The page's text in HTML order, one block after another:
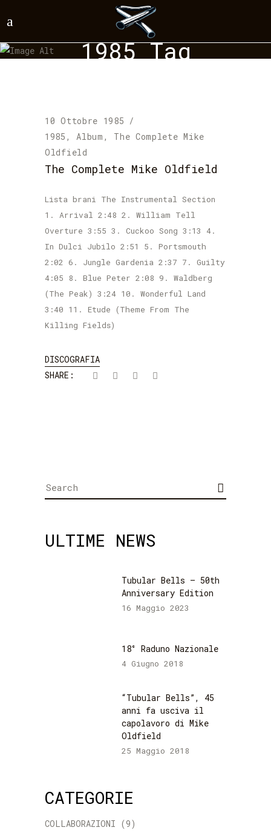
1985 Tag
10 Ottobre 1985
1985 ,Album , The Complete Mike
Oldfield
The Complete Mike Oldfield
Lista brani The Instrumental Section
1. Arrival 2:48 2. William Tell
Overture 3:55 3. Cuckoo Song 3:13 4.
In Dulci Jubilo 2:51 5. Portsmouth
2:02 6. Jungle Gardenia 2:37 7. Guilty
4:05 8. Blue Peter 2:08 9. Waldberg
(The Peak) 3:24 10. Wonderful Land
3:40 11. Etude (Theme From The
Killing Fields)
DISCOGRAFIA
SHARE:
Search
for:
ULTIME NEWS
Tubular Bells – 50th
Anniversary Edition
16 Maggio 2023
18° Raduno Nazionale
4 Giugno 2018
“Tubular Bells”, 45
anni fa usciva il
capolavoro di Mike
Oldfield
25 Maggio 2018
CATEGORIE
COLLABORAZIONI (9)